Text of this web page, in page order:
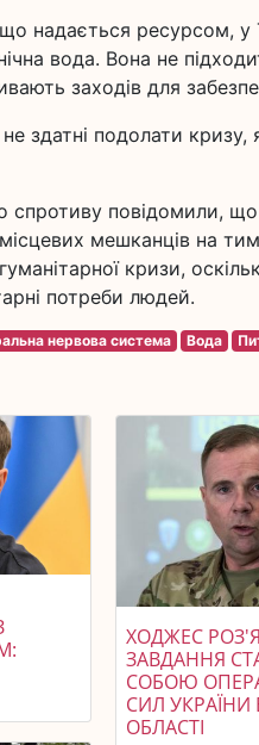
надається ресурсом, у
вода. Вона не
заходів для
не здатні подолати
спротиву повідомили,
мешканців на
кризи,
потреби людей.
нервова система Вода
ХОДЖЕС
ЗАВДАННЯ
СОБОЮ
СИЛ УКРАЇНИ
ОБЛАСТІ